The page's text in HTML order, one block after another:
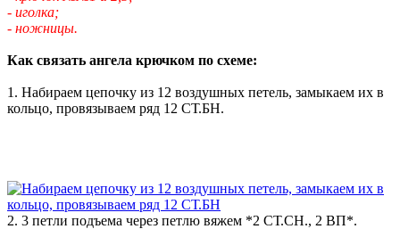
- иголка;
- ножницы.
Как связать ангела крючком по схеме:
1. Набираем цепочку из 12 воздушных петель, замыкаем их в
кольцо, провязываем ряд 12 СТ.БН.
2. 3 петли подъема через петлю вяжем *2 СТ.СН., 2 ВП*.